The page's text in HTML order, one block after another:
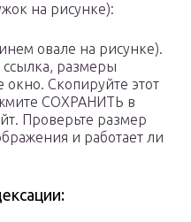
на рисунке):
овале на рисунке).
размеры
Скопируйте этот
СОХРАНИТЬ в
Проверьте размер
и работает ли